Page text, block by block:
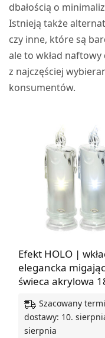
dbałością o
Istnieją także
czy inne, które są
ale to wkład
z najczęściej
konsumentów.
Efekt HOLO |
elegancka
świeca akrylowa
Szacowany
dostawy: 10.
sierpnia